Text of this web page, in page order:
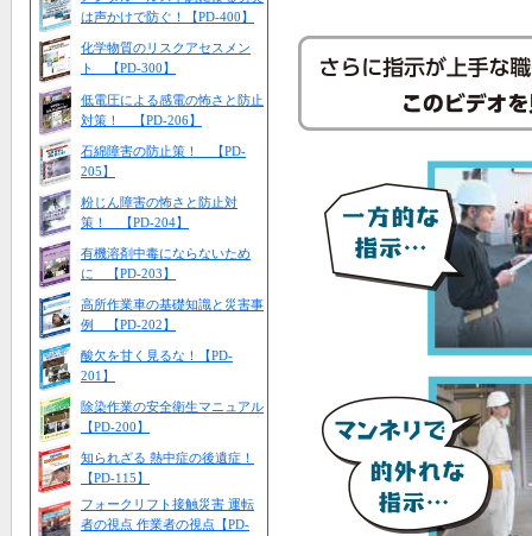
は声かけで防ぐ！【PD-400】
化学物質のリスクアセスメン
ト 【PD-300】
低電圧による感電の怖さと防止
対策！ 【PD-206】
石綿障害の防止策！ 【PD-
205】
粉じん障害の怖さと防止対
策！ 【PD-204】
有機溶剤中毒にならないため
に 【PD-203】
高所作業車の基礎知識と災害事
例 【PD-202】
酸欠を甘く見るな！【PD-
201】
除染作業の安全衛生マニュアル
【PD-200】
知られざる 熱中症の後遺症！
【PD-115】
フォークリフト接触災害 運転
者の視点 作業者の視点【PD-